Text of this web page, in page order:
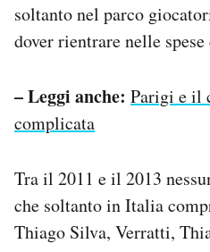
soltanto nel parco
dover rientrare nelle
– Leggi anche: Parigi e il
complicata
Tra il 2011 e il 2013
che soltanto in Italia
Thiago Silva, Verratti,